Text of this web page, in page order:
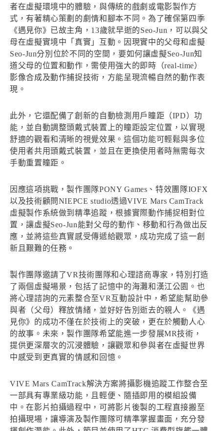
者在虛擬環境中的體驗，與傳統的戲劇或電影製作方
式，有著精心策劃的劇情和腳本不同。為了確保第四季
《遇見你》已故主角，13歲就早逝的Seo-Jun，可以與父
母在虛擬實境中「真實」互動。因現實中的父母和虛擬
Seo-Jun分別位於不同的空間，要如何讓虛擬Seo-Jun知
道父母的位置和動作，需使用強大的即時（real-time）
影像合成及動作捕捉技術，方能呈現流暢自然的動作表
現。
此外，它還配備了創新的自動檢測用戶瞳距（IPD）功
能，並自動調整頭戴式裝置上的瞳距設定位置，以實現
舒適的觀看和清晰的視覺效果。這個功能可輕鬆與多位
使用者共用頭戴式裝置，並且在更換使用者時無需每次
手動重置瞳距。
因應這項挑戰，製作團隊PONY Games、特效團隊IOFX
以及技術顧問NIEPCE studio透過VIVE Mars CamTrack
虛擬製作系統做到精準追蹤，根據實際動作捕捉相對位
置，讓虛擬Seo-Jun能對父母的動作、移動和行為做出反
應，並將這些真實感受傳遞給觀眾，成功完成了這一創
新且艱難的任務。
製作團隊邀請了VR技術團隊和心理諮商專家，特別打造
了兩個虛擬場景，包括了記憶中的海灘和漢江公園。也
將心理諮詢的元素整合至VR互動設計中，希望能幫助參
與者（父母）釋放情緒，並好好告別逝去的親人。《遇
見你》的成功不僅在於技術上的突破，更在於觸動人心
的故事。未來，製作團隊希望能進一步發展MR技術，
提供更深層次的沉浸體驗，讓觀眾和參與者在虛擬世界
中感受到更真實的情感和回憶。
VIVE Mars CamTrack解決方案將攝影機追蹤工作整合至
一部具有專業級功能，且輕便、隨插即用的模組設備
中。在影片拍攝過程中，可將影片後製的工程直接搬至
拍攝現場，讓導演及製作團隊可精準掌握畫面，充分發